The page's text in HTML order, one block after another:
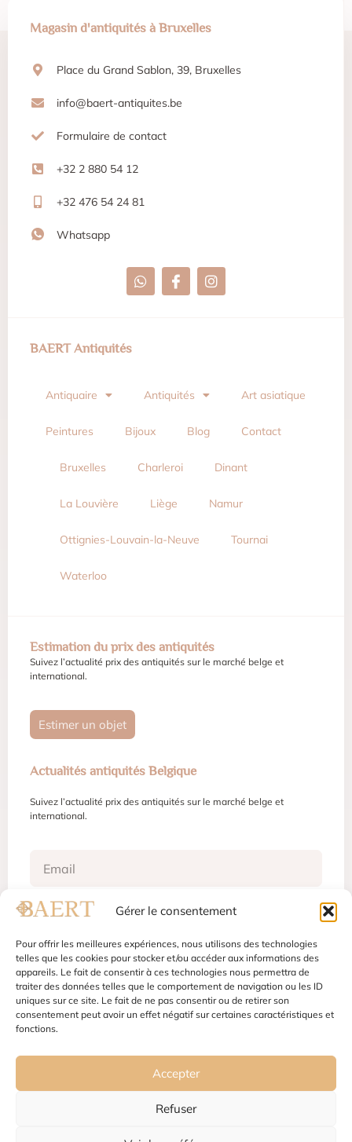
Gérer le consentement
Pour offrir les meilleures expériences, nous utilisons des technologies
telles que les cookies pour stocker et/ou accéder aux informations des
appareils. Le fait de consentir à ces technologies nous permettra de
traiter des données telles que le comportement de navigation ou les ID
uniques sur ce site. Le fait de ne pas consentir ou de retirer son
consentement peut avoir un effet négatif sur certaines caractéristiques et
fonctions.
Accepter
Refuser
Magasin d'antiquités à Bruxelles
Place du Grand Sablon, 39, Bruxelles
info@baert-antiquites.be
Formulaire de contact
+32 2 880 54 12
+32 476 54 24 81
Whatsapp
BAERT Antiquités
Antiquaire Antiquités Art asiatique
Peintures Bijoux Blog Contact
Bruxelles Charleroi Dinant
La Louvière Liège Namur
Ottignies-Louvain-la-Neuve Tournai
Waterloo
Estimation du prix des antiquités
Suivez l’actualité prix des antiquités sur le marché belge et
international.
Estimer un objet
Actualités antiquités Belgique
Suivez l’actualité prix des antiquités sur le marché belge et
international.
S'inscrire
Mentions légales
Conditions d'utilisation
Politique de confidentialité
Gestion des cookies